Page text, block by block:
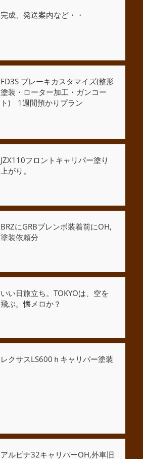
完成、発送案内など・・
FD3S ブレーキカスタマイズ(整形
塗装・ローター加工・ガンコー
ト) 1週間預かりプラン
JZX110フロントキャリパー塗り
上がり。
BRZにGRBブレンボ装着前にOH,
塗装依頼分
いい日旅立ち。TOKYOは、空を
飛ぶ。懐メロか？
レクサスLS600ｈキャリパー塗装
アルピナ32キャリパーOH,外車旧